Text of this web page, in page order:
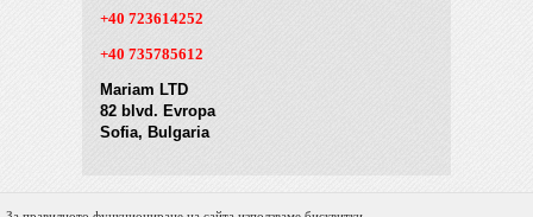
+40 723614252
+40 735785612
Mariam LTD
82 blvd. Evropa
Sofia, Bulgaria